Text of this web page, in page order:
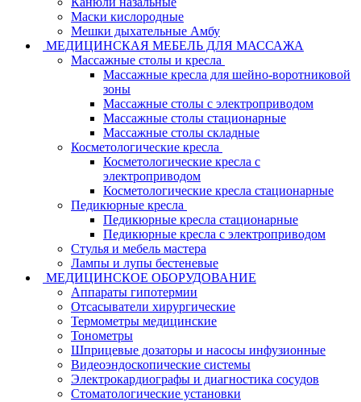
Маски кислородные
Мешки дыхательные Амбу
МЕДИЦИНСКАЯ МЕБЕЛЬ ДЛЯ МАССАЖА
Массажные столы и кресла
Массажные кресла для шейно-воротниковой
зоны
Массажные столы с электроприводом
Массажные столы стационарные
Массажные столы складные
Косметологические кресла
Косметологические кресла с
электроприводом
Косметологические кресла стационарные
Педикюрные кресла
Педикюрные кресла стационарные
Педикюрные кресла с электроприводом
Стулья и мебель мастера
Лампы и лупы бестеневые
МЕДИЦИНСКОЕ ОБОРУДОВАНИЕ
Аппараты гипотермии
Отсасыватели хирургические
Термометры медицинские
Тонометры
Шприцевые дозаторы и насосы инфузионные
Видеоэндоскопические системы
Электрокардиографы и диагностика сосудов
Стоматологические установки